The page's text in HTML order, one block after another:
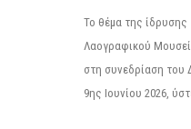
Το θέμα της ίδρυσης
Λαογραφικού
στη συνεδρίαση του
9ης Ιουνίου 2026,